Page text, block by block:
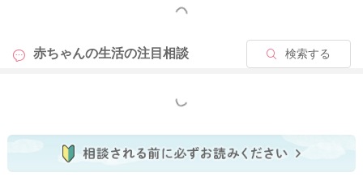
できるようになるまでは、適切なケアが必要と言われていま
す。
り、グリセリン浣腸の方が実際の手技としては容易なため、予
もっと見る
赤ちゃんの生活の注目相談 検索する
もっと見る